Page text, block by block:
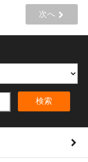
次へ
検索